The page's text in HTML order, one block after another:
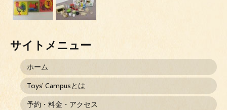
サイトメニュー
ホーム
Toys’ Campusとは
予約・料金・アクセス